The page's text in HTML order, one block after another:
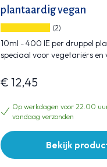
plantaardig vegan
(2)
10ml - 400 IE per druppel
speciaal voor vegetariërs en
€ 12,45
Op werkdagen voor 22.00
vandaag verzonden
Bekijk